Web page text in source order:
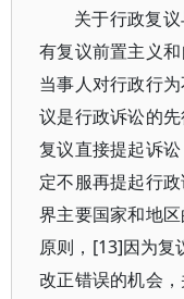
关于行政复
有复议前置主义
当事人对行政行
议是行政诉讼的
复议直接提起诉
定不服再提起行
界主要国家和地
原则，[13]因为复
改正错误的机会